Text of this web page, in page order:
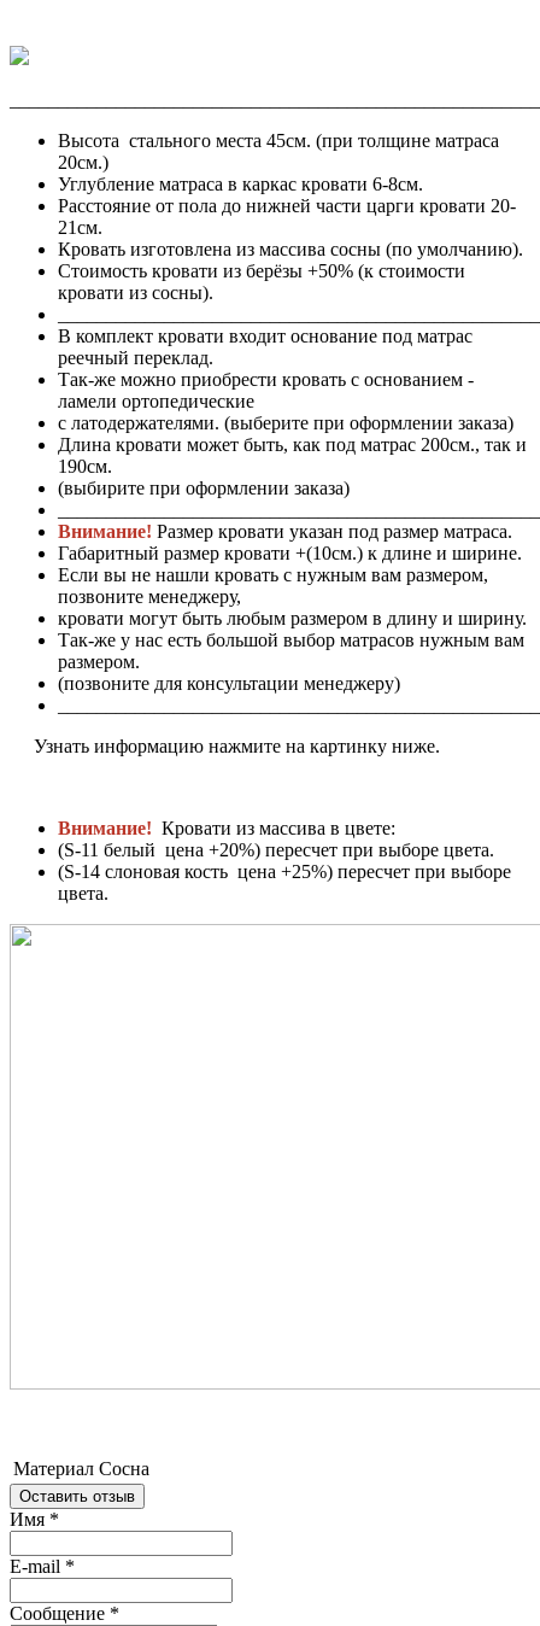
Высота стального места 45см. (при толщине матраса
20см.)
Углубление матраса в каркас кровати 6-8см.
Расстояние от пола до нижней части царги кровати 20-
21см.
Кровать изготовлена из массива сосны (по умолчанию).
Стоимость кровати из берёзы +50% (к стоимости
кровати из сосны).
В комплект кровати входит основание под матрас
реечный переклад.
Так-же можно приобрести кровать с основанием -
ламели ортопедические
с латодержателями. (выберите при оформлении заказа)
Длина кровати может быть, как под матрас 200см., так и
190см.
(выбирите при оформлении заказа)
Внимание! Размер кровати указан под размер матраса.
Габаритный размер кровати +(10см.) к длине и ширине.
Если вы не нашли кровать с нужным вам размером,
позвоните менеджеру,
кровати могут быть любым размером в длину и ширину.
Так-же у нас есть большой выбор матрасов нужным вам
размером.
(позвоните для консультации менеджеру)
Узнать информацию нажмите на картинку ниже.
Внимание! Кровати из массива в цвете:
(S-11 белый цена +20%) пересчет при выборе цвета.
(S-14 слоновая кость цена +25%) пересчет при выборе
цвета.
Материал Сосна
Оставить отзыв
Имя *
E-mail *
Сообщение *